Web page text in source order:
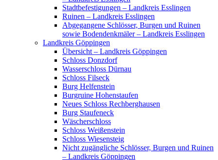
Stadtbefestigungen – Landkreis Esslingen
Ruinen – Landkreis Esslingen
Abgegangene Schlösser, Burgen und Ruinen
sowie Bodendenkmäler – Landkreis Esslingen
Landkreis Göppingen
Übersicht – Landkreis Göppingen
Schloss Donzdorf
Wasserschloss Dürnau
Schloss Filseck
Burg Helfenstein
Burgruine Hohenstaufen
Neues Schloss Rechberghausen
Burg Staufeneck
Wäscherschloss
Schloss Weißenstein
Schloss Wiesensteig
Nicht zugängliche Schlösser, Burgen und Ruinen
– Landkreis Göppingen